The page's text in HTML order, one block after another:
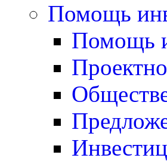
Помощь
Помощь